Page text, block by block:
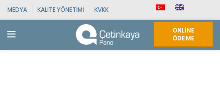
MEDYA KALITE YÖNETIMI KVKK
ONLINE
ÖDEME